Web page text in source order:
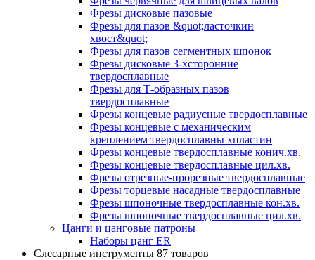
Фрезы дисковые пазовые
Фрезы для пазов &quot;ласточкин
хвост&quot;
Фрезы для пазов сегментных шпонок
Фрезы дисковые 3-хсторонние
твердосплавные
Фрезы для Т-образных пазов
твердосплавные
Фрезы концевые радиусные твердосплавные
Фрезы концевые с механическим
креплением твердосплавны хпластин
Фрезы концевые твердосплавные конич.хв.
Фрезы концевые твердосплавные цил.хв.
Фрезы отрезные-прорезные твердосплавные
Фрезы торцевые насадные твердосплавные
Фрезы шпоночные твердосплавные кон.хв.
Фрезы шпоночные твердосплавные цил.хв.
Цанги и цанговые патроны
Наборы цанг ER
Слесарные инструменты 87 товаров